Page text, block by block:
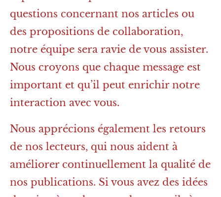
questions concernant nos articles ou
des propositions de collaboration,
notre équipe sera ravie de vous assister.
Nous croyons que chaque message est
important et qu’il peut enrichir notre
interaction avec vous.
Nous apprécions également les retours
de nos lecteurs, qui nous aident à
améliorer continuellement la qualité de
nos publications. Si vous avez des idées